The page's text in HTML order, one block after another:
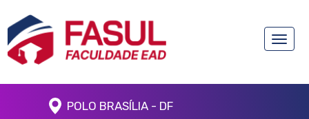
Toggle
POLO BRASÍLIA - DF